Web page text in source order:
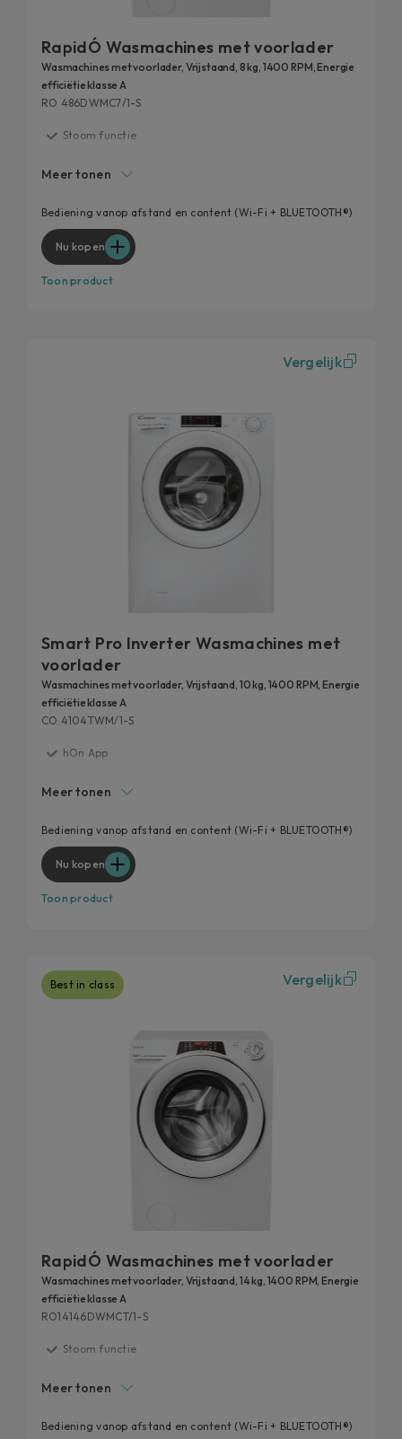
RapidÓ Wasmachines met voorlader
Wasmachines met voorlader, Vrijstaand, 8 kg, 1400 RPM, Energie
efficiëtie klasse A
RO 486DWMC7/1-S
Stoom functie
Speed-Drive Inverter motor
Quick&Clean
Meer tonen
Bediening vanop afstand en content (Wi-Fi + BLUETOOTH®)
Nu kopen
Toon product
Vergelijk
Smart Pro Inverter Wasmachines met
voorlader
Wasmachines met voorlader, Vrijstaand, 10 kg, 1400 RPM, Energie
efficiëtie klasse A
CO 4104TWM/1-S
hOn App
Speed-Drive Inverter
Quick&Clean
Meer tonen
Bediening vanop afstand en content (Wi-Fi + BLUETOOTH®)
Nu kopen
Toon product
Best in class Vergelijk
RapidÓ Wasmachines met voorlader
Wasmachines met voorlader, Vrijstaand, 14 kg, 1400 RPM, Energie
efficiëtie klasse A
RO14146DWMCT/1-S
Stoom functie
Speed-Drive Inverter motor
Meer tonen
Bediening vanop afstand en content (Wi-Fi + BLUETOOTH®)